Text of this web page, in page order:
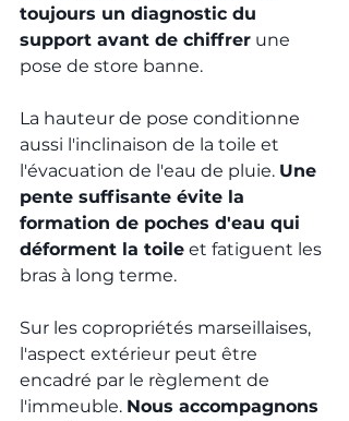
toujours un diagnostic du
support avant de chiffrer une
pose de store banne.
La hauteur de pose conditionne
aussi l'inclinaison de la toile et
l'évacuation de l'eau de pluie. Une
pente suffisante évite la
formation de poches d'eau qui
déforment la toile et fatiguent les
bras à long terme.
Sur les copropriétés marseillaises,
l'aspect extérieur peut être
encadré par le règlement de
l'immeuble. Nous accompagnons